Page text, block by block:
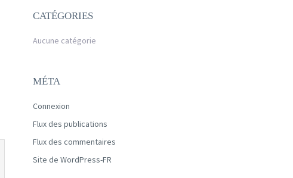
CATÉGORIES
Aucune catégorie
MÉTA
Connexion
Flux des publications
Flux des commentaires
Site de WordPress-FR